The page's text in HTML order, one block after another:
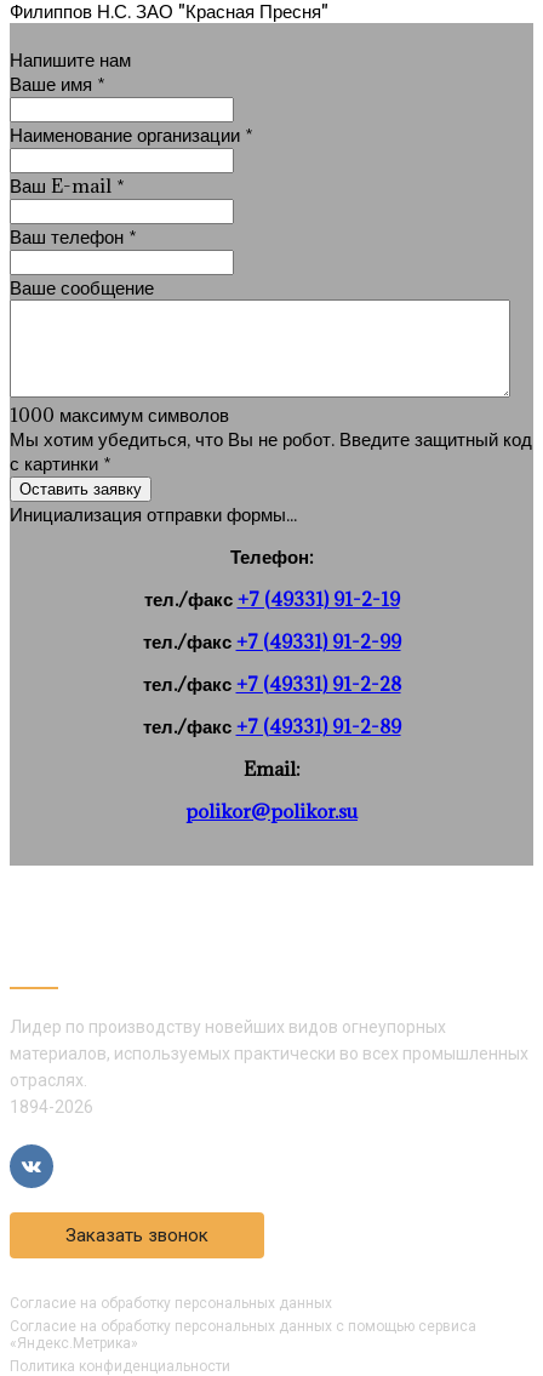
Филиппов Н.С. ЗАО "Красная Пресня"
Напишите нам
Ваше имя *
Наименование организации *
Ваш E-mail *
Ваш телефон *
Ваше сообщение
1000 максимум символов
Мы хотим убедиться, что Вы не робот. Введите защитный код
с картинки *
Оставить заявку
Инициализация отправки формы...
Телефон:
тел./факс +7 (49331) 91-2-19
тел./факс +7 (49331) 91-2-99
тел./факс +7 (49331) 91-2-28
тел./факс +7 (49331) 91-2-89
Email:
polikor@polikor.su
Лидер по производству новейших видов огнеупорных
материалов, используемых практически во всех промышленных
отраслях.
1894-2026
Заказать звонок
Согласие на обработку персональных данных
Согласие на обработку персональных данных с помощью сервиса
«Яндекс.Метрика»
Политика конфиденциальности